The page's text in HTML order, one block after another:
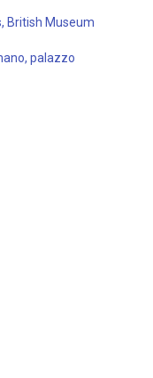
British Museum
palazzo